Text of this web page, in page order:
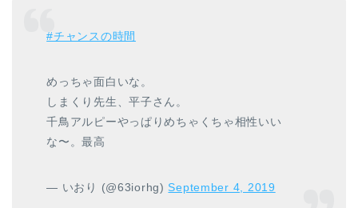
#チャンスの時間
めっちゃ面白いな。
しまくり先生、平子さん。
千鳥アルピーやっぱりめちゃくちゃ相性いい
な〜。最高
— いおり (@63iorhg)September 4, 2019